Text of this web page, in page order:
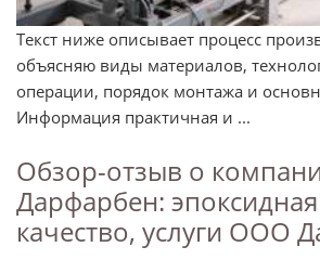
Текст ниже описывает процесс
объясняю виды материалов,
операции, порядок монтажа и
Информация практичная и ...
Обзор-отзыв о
Дарфарбен: эпоксидная
качество, услуги ООО